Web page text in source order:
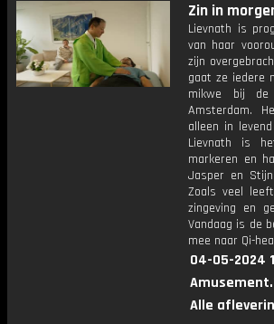
Zin in
Lievnath is
van haar
zijn
gaat ze iedere
mikwe bij de
Amsterdam.
alleen in
Lievnath is
markeren en
Jasper en
Zoals veel
zingeving en
Vandaag is de
mee naar Qi-
04-05-2024
Alle